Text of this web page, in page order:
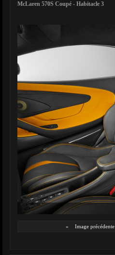
McLaren 570S Coupé - Habitacle 3
« Image précédente